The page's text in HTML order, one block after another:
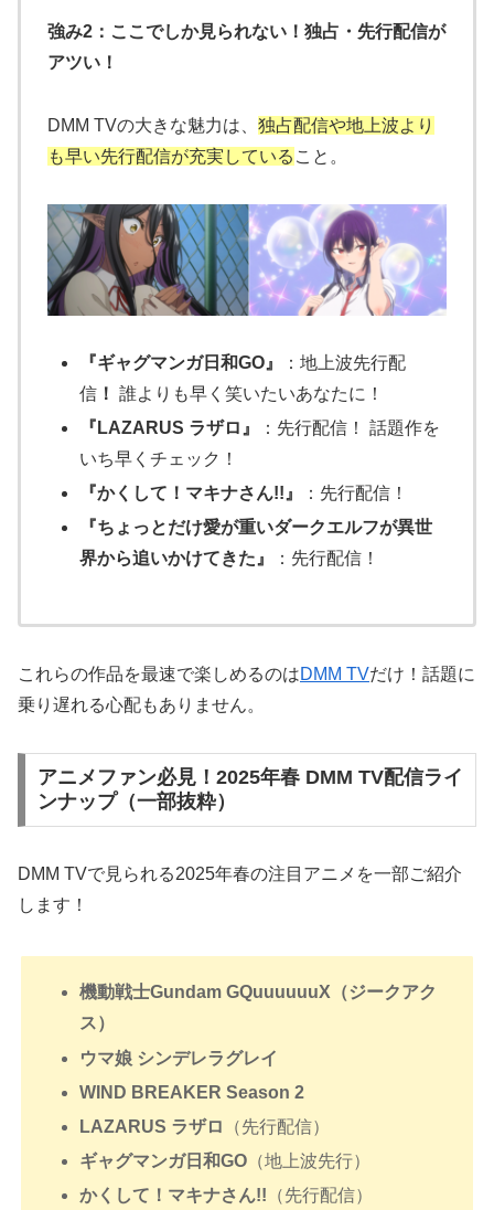
強み2：ここでしか見られない！独占・先行配信が
アツい！
DMM TVの大きな魅力は、 独占配信や地上波より
も早い先行配信が充実している こと。
『ギャグマンガ日和GO』
：地上波先行配
信 ！ 誰よりも早く笑いたいあなたに！
『LAZARUS ラザロ』
：先行配信！ 話題作を
いち早くチェック！
『かくして！マキナさん!!』
：先行配信！
『ちょっとだけ愛が重いダークエルフが異世
界から追いかけてきた』
：先行配信！
これらの作品を最速で楽しめるのはDMM TVだけ！話題に
乗り遅れる心配もありません。
アニメファン必見！2025年春 DMM TV配信ライ
ンナップ（一部抜粋）
DMM TVで見られる2025年春の注目アニメを一部ご紹介
します！
機動戦士Gundam GQuuuuuuX（ジークアク
ス）
ウマ娘 シンデレラグレイ
WIND BREAKER Season 2
LAZARUS ラザロ
（先行配信）
ギャグマンガ日和GO （地上波先行）
かくして！マキナさん!! （先行配信）